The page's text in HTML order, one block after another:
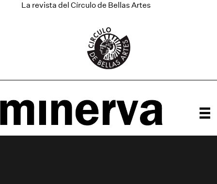
La revista del Círculo de Bellas Artes